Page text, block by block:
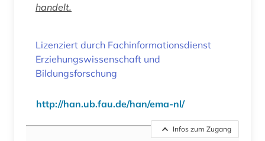
handelt.
Lizenziert durch Fachinformationsdienst
Erziehungswissenschaft und
Bildungsforschung
http://han.ub.fau.de/han/ema-nl/
Infos zum Zugang